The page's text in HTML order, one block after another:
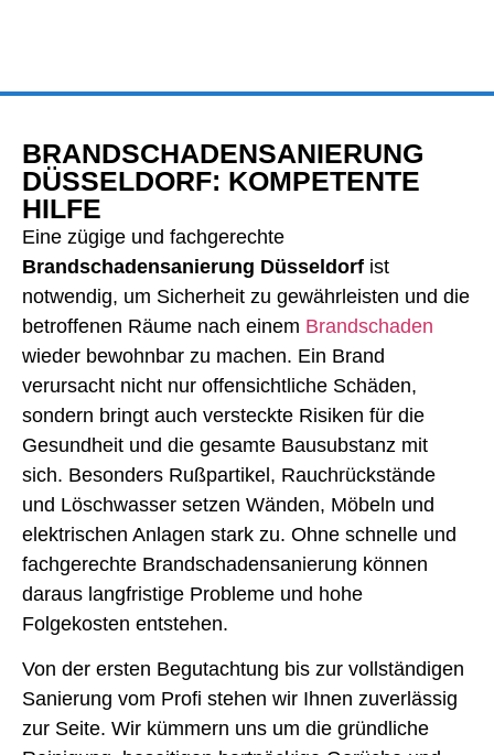
BRANDSCHADENSANIERUNG
DÜSSELDORF: KOMPETENTE
HILFE
Eine zügige und fachgerechte
Brandschadensanierung Düsseldorf ist
notwendig, um Sicherheit zu gewährleisten und die
betroffenen Räume nach einem Brandschaden
wieder bewohnbar zu machen. Ein Brand
verursacht nicht nur offensichtliche Schäden,
sondern bringt auch versteckte Risiken für die
Gesundheit und die gesamte Bausubstanz mit
sich. Besonders Rußpartikel, Rauchrückstände
und Löschwasser setzen Wänden, Möbeln und
elektrischen Anlagen stark zu. Ohne schnelle und
fachgerechte Brandschadensanierung können
daraus langfristige Probleme und hohe
Folgekosten entstehen.
Von der ersten Begutachtung bis zur vollständigen
Sanierung vom Profi stehen wir Ihnen zuverlässig
zur Seite. Wir kümmern uns um die gründliche